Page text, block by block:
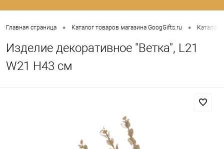
Главная страница • Каталог товаров магазина GoogGifts.ru • Каталог
Изделие декоративное "Ветка", L21
W21 H43 см